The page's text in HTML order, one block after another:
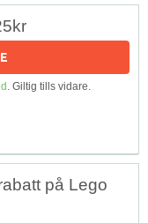
. Giltig tills vidare.
på Lego